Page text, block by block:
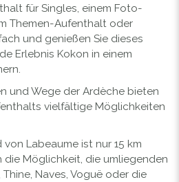
für Singles, einem Foto-
Themen-Aufenthalt oder
und genießen Sie dieses
Erlebnis Kokon in einem
und Wege der Ardèche bieten
vielfältige Möglichkeiten
Labeaume ist nur 15 km
die Möglichkeit, die umliegenden
Naves, Voguë oder die